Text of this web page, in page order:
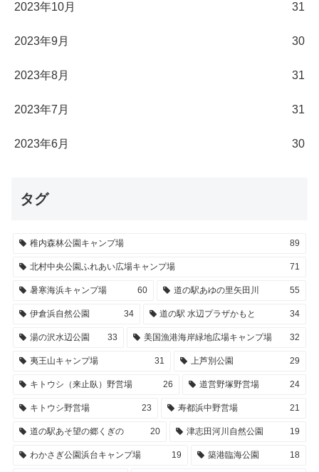
2023年10月 31
2023年9月 30
2023年8月 31
2023年7月 31
2023年6月 30
タグ
稚内森林公園キャンプ場 89
北村中央公園ふれあい広場キャンプ場 71
暑寒海浜キャンプ場 60 道の駅あゆの里矢田川 55
伊倉浜自然公園 34 道の駅 水辺プラザかもと 34
湯の沢水辺公園 33 美国漁港海岸緑地広場キャンプ場 32
夷王山キャンプ場 31 上芦別公園 29
キトウシ（来止臥）野営場 26 道営野塚野営場 24
キトウシ野営場 23 寿都浜中野営場 21
道の駅あそ望の郷くぎの 20 津志田河川自然公園 19
わかさぎ公園浜台キャンプ場 19 築港臨海公園 18